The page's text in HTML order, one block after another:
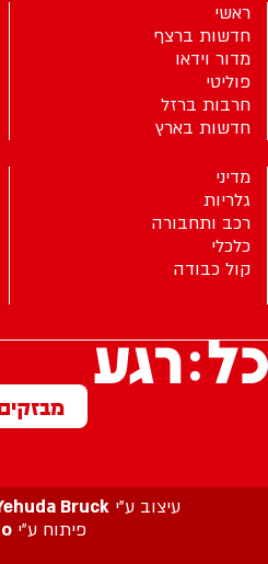
ראשי
חדשות ברצף
מדור וידאו
פוליטי
חרבות ברזל
חדשות בארץ
מדיני
גלריות
רכב ותחבורה
כלכלי
קול כבודה
עיצוב ע”י Bruck
פיתוח ע”י